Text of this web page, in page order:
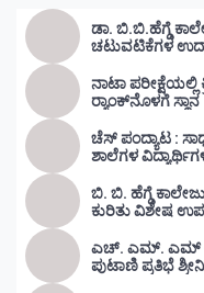
ಡಾ. ಬಿ.ಬಿ.ಹೆಗ್ಡೆ
ಚಟುವಟಿಕೆಗಳ
ನಾಟಾ
ರ‍್ಯಾಂಕ್‌ನೊಳಗೆ ಸ್ಥಾನ
ಚೆಸ್ ಪಂದ್ಯಾಟ : ಸಾಧನೆ ಮೆರೆದ
ಶಾಲೆಗಳ
ಬಿ. ಬಿ. ಹೆಗ್ಡೆ
ಕುರಿತು ವಿಶೇಷ
ಎಚ್. ಎಮ್. ಎಮ್
ಪುಟಾಣಿ ಪ್ರತಿಭೆ